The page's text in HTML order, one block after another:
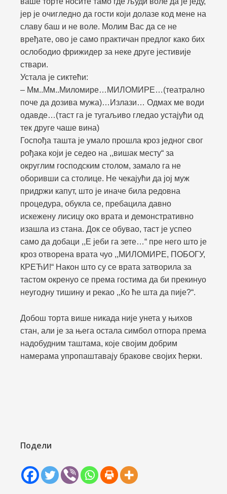
јер је очигледно да гости који долазе код мене на
славу баш и не воле. Молим Вас да се не
вређате, ово је само практичан предлог како бих
ослободио фрижидер за неке друге јестивије
ствари.
Устала је сиктећи:
– Мм..Мм..Миломире…МИЛОМИРЕ…(театрално
поче да дозива мужа)…Излази… Одмах ме води
одавде…(таст га је тугаљиво гледао устајући од
тек друге чаше вина)
Госпођа ташта је умало прошла кроз једног свог
рођака који је седео на ,,вишак месту“ за
округлим господским столом, замало га не
оборивши са столице. Не чекајући да јој муж
придржи капут, што је иначе била редовна
процедура, обукла се, пребацила давно
искежену лисицу око врата и демонстративно
изашла из стана. Док се обувао, таст је успео
само да добаци ,,Е јеби га зете…“ пре него што је
кроз отворена врата чуо ,,МИЛОМИРЕ, ПОБОГУ,
КРЕЋИ!“ Након што су се врата затворила за
тастом окренуо се према гостима да би прекинуо
неугодну тишину и рекао ,,Ко ће шта да пије?“.
Добош торта више никада није унета у њихов
стан, али је за њега остала симбол отпора према
надобудним таштама, које својим добрим
намерама упропаштавају бракове својих ћерки.
Подели